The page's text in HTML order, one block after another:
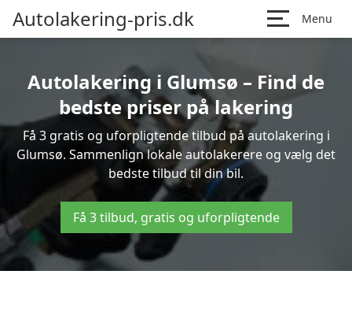
Autolakering-pris.dk Menu
Autolakering i Glumsø – Find de
bedste priser på lakering
Få 3 gratis og uforpligtende tilbud på autolakering i
Glumsø. Sammenlign lokale autolakerere og vælg det
bedste tilbud til din bil.
Få 3 tilbud, gratis og uforpligtende